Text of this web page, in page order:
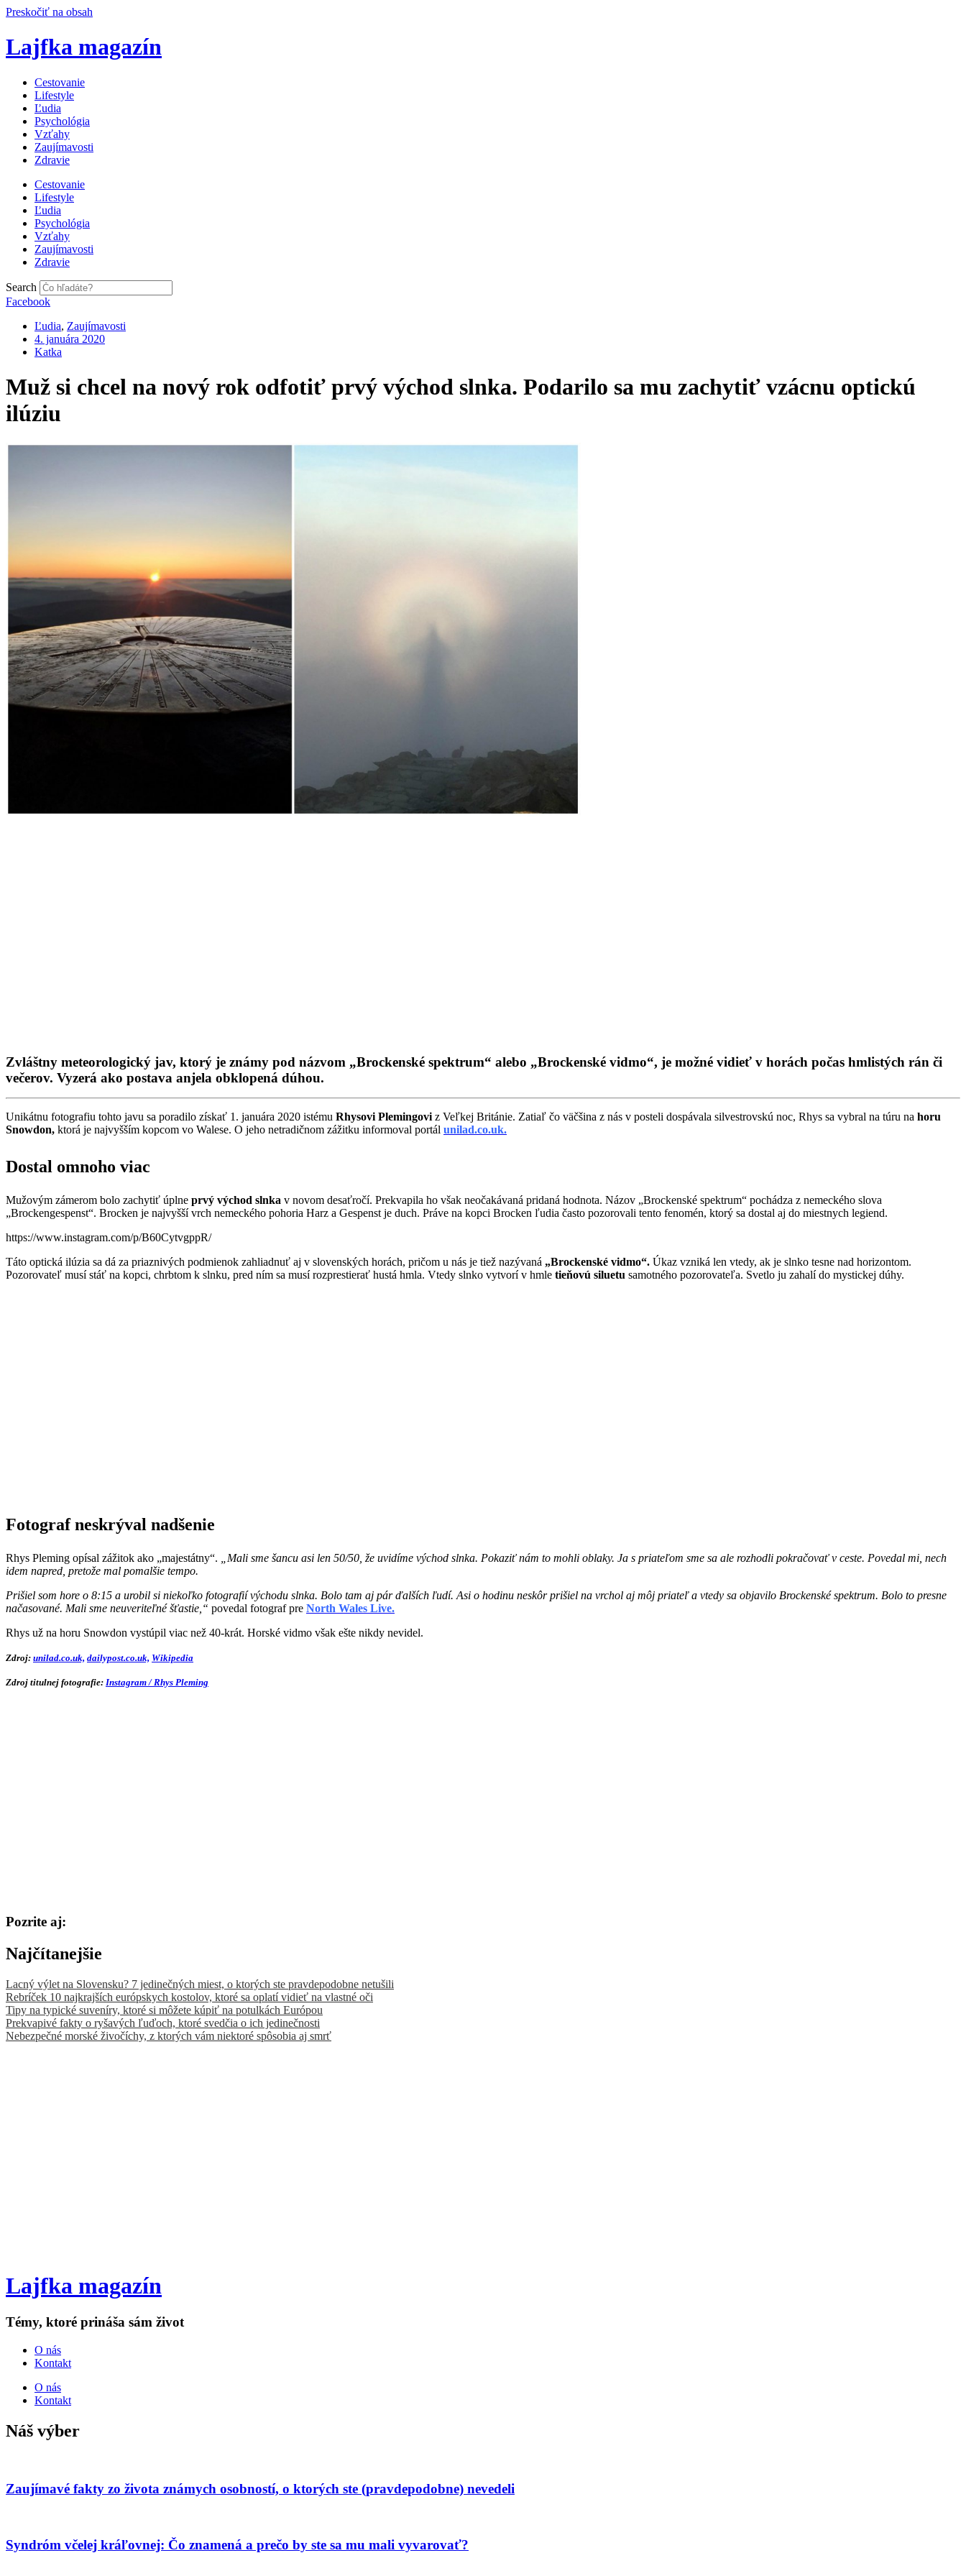
Preskočiť na obsah
Lajfka magazín
Cestovanie
Lifestyle
Ľudia
Psychológia
Vzťahy
Zaujímavosti
Zdravie
Cestovanie
Lifestyle
Ľudia
Psychológia
Vzťahy
Zaujímavosti
Zdravie
Search
Facebook
Ľudia, Zaujímavosti
4. januára 2020
Katka
Muž si chcel na nový rok odfotiť prvý východ slnka. Podarilo sa mu zachytiť vzácnu optickú
ilúziu
Zvláštny meteorologický jav, ktorý je známy pod názvom „Brockenské spektrum“ alebo „Brockenské vidmo“, je možné vidieť v horách počas hmlistých rán či
večerov. Vyzerá ako postava anjela obklopená dúhou.
Unikátnu fotografiu tohto javu sa poradilo získať 1. januára 2020 istému Rhysovi Plemingovi z Veľkej Británie. Zatiaľ čo väčšina z nás v posteli dospávala silvestrovskú noc, Rhys sa vybral na túru na horu
Snowdon, ktorá je najvyšším kopcom vo Walese. O jeho netradičnom zážitku informoval portál unilad.co.uk.
Dostal omnoho viac
Mužovým zámerom bolo zachytiť úplne prvý východ slnka v novom desaťročí. Prekvapila ho však neočakávaná pridaná hodnota. Názov „Brockenské spektrum“ pochádza z nemeckého slova
„Brockengespenst“. Brocken je najvyšší vrch nemeckého pohoria Harz a Gespenst je duch. Práve na kopci Brocken ľudia často pozorovali tento fenomén, ktorý sa dostal aj do miestnych legiend.
https://www.instagram.com/p/B60CytvgppR/
Táto optická ilúzia sa dá za priaznivých podmienok zahliadnuť aj v slovenských horách, pričom u nás je tiež nazývaná „Brockenské vidmo“. Úkaz vzniká len vtedy, ak je slnko tesne nad horizontom.
Pozorovateľ musí stáť na kopci, chrbtom k slnku, pred ním sa musí rozprestierať hustá hmla. Vtedy slnko vytvorí v hmle tieňovú siluetu samotného pozorovateľa. Svetlo ju zahalí do mystickej dúhy.
Fotograf neskrýval nadšenie
Rhys Pleming opísal zážitok ako „majestátny“.
„Mali sme šancu asi len 50/50, že uvidíme východ slnka. Pokaziť nám to mohli oblaky. Ja s priateľom sme sa ale rozhodli pokračovať v ceste. Povedal mi, nech
idem napred, pretože mal pomalšie tempo.
Prišiel som hore o 8:15 a urobil si niekoľko fotografií východu slnka. Bolo tam aj pár ďalších ľudí. Asi o hodinu neskôr prišiel na vrchol aj môj priateľ a vtedy sa objavilo Brockenské spektrum. Bolo to presne
načasované. Mali sme neuveriteľné šťastie,“ povedal fotograf pre North Wales Live.
Rhys už na horu Snowdon vystúpil viac než 40-krát. Horské vidmo však ešte nikdy nevidel.
Zdroj: unilad.co.uk, dailypost.co.uk, Wikipedia
Zdroj titulnej fotografie: Instagram / Rhys Pleming
Pozrite aj:
Najčítanejšie
Lacný výlet na Slovensku? 7 jedinečných miest, o ktorých ste pravdepodobne netušili
Rebríček 10 najkrajších európskych kostolov, ktoré sa oplatí vidieť na vlastné oči
Tipy na typické suveníry, ktoré si môžete kúpiť na potulkách Európou
Prekvapivé fakty o ryšavých ľuďoch, ktoré svedčia o ich jedinečnosti
Nebezpečné morské živočíchy, z ktorých vám niektoré spôsobia aj smrť
Lajfka magazín
Témy, ktoré prináša sám život
O nás
Kontakt
O nás
Kontakt
Náš výber
Zaujímavé fakty zo života známych osobností, o ktorých ste (pravdepodobne) nevedeli
Syndróm včelej kráľovnej: Čo znamená a prečo by ste sa mu mali vyvarovať?